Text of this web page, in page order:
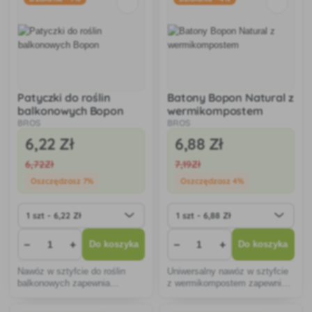
Patyczki do roślin
balkonowych Bopon
BROS
6,22 Zł
6,72Zł
Oszczędzasz 7%
− + Do koszyka
Nawóz w sztyfcie do roślin
balkonowych zapewnia
Batony Bopon Natural z
wermikompostem
BROS
6,88 Zł
7,19Zł
Oszczędzasz 4%
− + Do koszyka
Uniwersalny nawóz w sztyfcie
z wermikompostem zapewnia